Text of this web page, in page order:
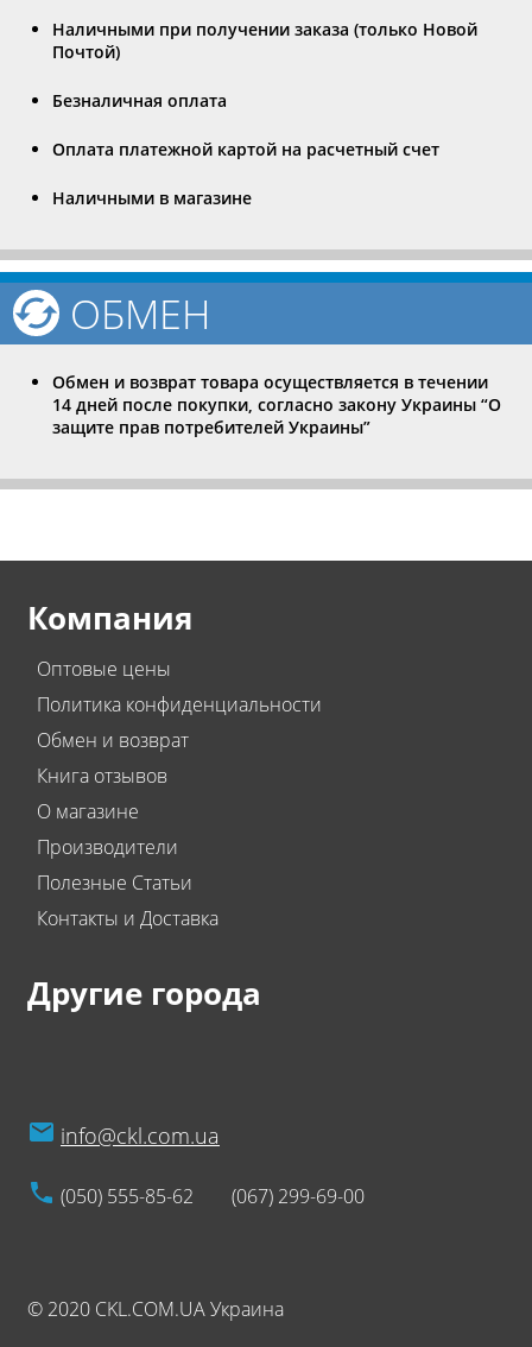
Наличными при получении заказа (только Новой
Почтой)
Безналичная оплата
Оплата платежной картой на расчетный счет
Наличными в магазине
ОБМЕН
Обмен и возврат товара осуществляется в течении
14 дней после покупки, согласно закону Украины “О
защите прав потребителей Украины”
Компания
Оптовые цены
Политика конфиденциальности
Обмен и возврат
Книга отзывов
О магазине
Производители
Полезные Статьи
Контакты и Доставка
Другие города
info@ckl.com.ua
(050) 555-85-62 (067) 299-69-00
© 2020 CKL.COM.UA Украина